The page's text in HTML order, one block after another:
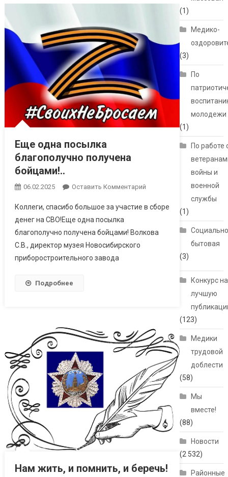
Еще одна посылка
благополучно получена
бойцами!..
06.02.2025 Оставить Комментарий
Коллеги, спасибо большое за участие в сборе
денег на СВО!Еще одна посылка
благополучно получена бойцами! Волкова
С.В., директор музея Новосибирского
приборостроительного завода
Подробнее
Нам жить, и помнить, и беречь!
(1)
Медико-
(3)
По
молодежи
(1)
По работе
войны и
военной
службы
(1)
бытовая
(3)
Конкурс на
лучшую
(123)
Медики
трудовой
доблести
(58)
Мы
вместе!
(88)
Новости
(2 532)
Районные